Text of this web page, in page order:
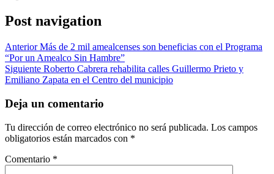
Post navigation
AnteriorMás de 2 mil amealcenses son beneficias con el Programa
“Por un Amealco Sin Hambre”
Siguiente Roberto Cabrera rehabilita calles Guillermo Prieto y
Emiliano Zapata en el Centro del municipio
Deja un comentario
Tu dirección de correo electrónico no será publicada. Los campos
obligatorios están marcados con *
Comentario *